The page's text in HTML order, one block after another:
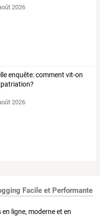
2026
enquête: comment vit-on
2026
Facile et Performante
ligne, moderne et en